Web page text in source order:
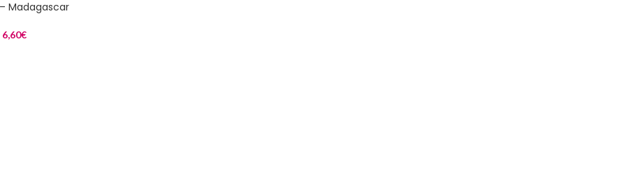
Madagascar
6,60€